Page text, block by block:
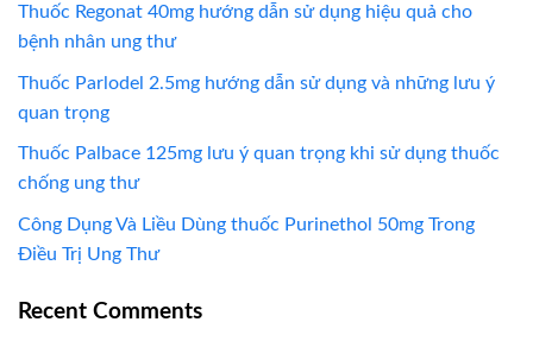
Thuốc Regonat 40mg hướng dẫn sử dụng hiệu quả cho
bệnh nhân ung thư
Thuốc Parlodel 2.5mg hướng dẫn sử dụng và những lưu ý
quan trọng
Thuốc Palbace 125mg lưu ý quan trọng khi sử dụng thuốc
chống ung thư
Công Dụng Và Liều Dùng thuốc Purinethol 50mg Trong
Điều Trị Ung Thư
Recent Comments